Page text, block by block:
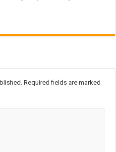
Required fields are marked